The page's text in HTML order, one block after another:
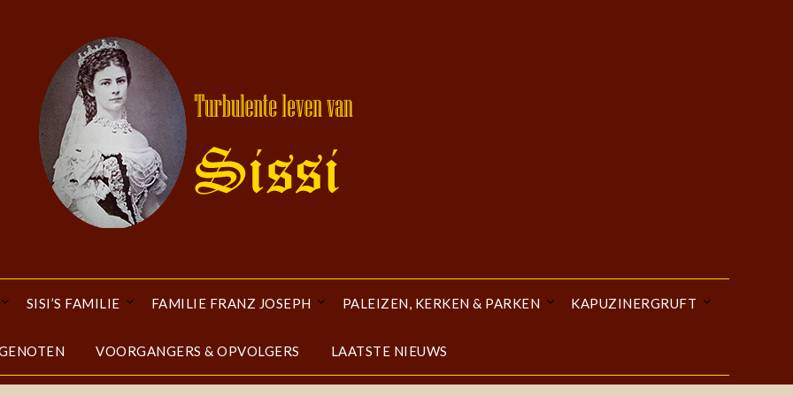
SISI’S FAMILIE FAMILIE FRANZ JOSEPH PALEIZEN, KERKEN & PARKEN KAPUZINERGRUFT
VOORGANGERS & OPVOLGERS LAATSTE NIEUWS